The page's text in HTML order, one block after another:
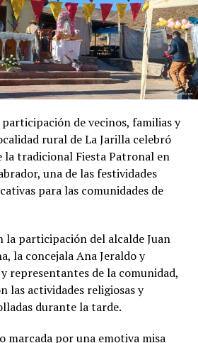
de vecinos, familias y
rural de La Jarilla celebró
la tradicional Fiesta Patronal en
una de las festividades
para las comunidades de
la participación del alcalde Juan
la concejala Ana Jeraldo y
representantes de la comunidad,
las actividades religiosas y
durante la tarde.
marcada por una emotiva misa